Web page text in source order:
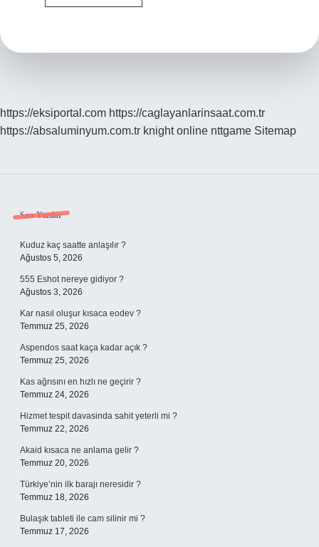
Ürün
https://eksiportal.com https://caglayanlarinsaat.com.tr
https://absaluminyum.com.tr knight online nttgame Sitemap
Sidebar
Son Yazılar
Kuduz kaç saatte anlaşılır ?
Ağustos 5, 2026
555 Eshot nereye gidiyor ?
Ağustos 3, 2026
Kar nasıl oluşur kısaca eodev ?
Temmuz 25, 2026
Aspendos saat kaça kadar açık ?
Temmuz 25, 2026
Kas ağrısını en hızlı ne geçirir ?
Temmuz 24, 2026
Hizmet tespit davasinda sahit yeterli mi ?
Temmuz 22, 2026
Akaid kısaca ne anlama gelir ?
Temmuz 20, 2026
Türkiye’nin ilk barajı neresidir ?
Temmuz 18, 2026
Bulaşık tableti ile cam silinir mi ?
Temmuz 17, 2026